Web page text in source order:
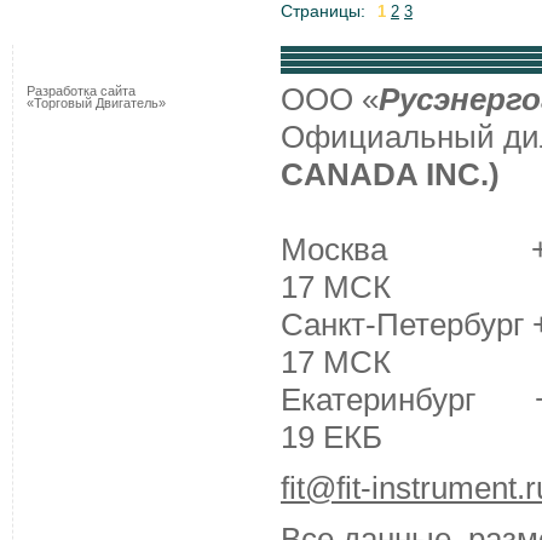
Страницы: 1 2 3
Разработка сайта
«Торговый Двигатель»
ООО «
Официальный
CANADA INC.)
Москва +7
17 МСК
Санкт-
17 МСК
Екатеринбург
19 ЕКБ
fit@fit-